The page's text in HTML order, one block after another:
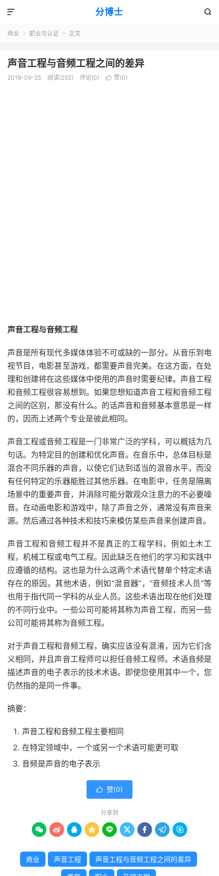
分博士 

商业  职业与认证  正文
声音工程与音频工程之间的差异
2019-09-25 阅读(292) 评论(0)  赞(0)
声音工程与音频工程
声音是所有现代多媒体体验不可或缺的一部分。从音乐到电
视节目，电影甚至游戏，都需要声音完美。在这方面，在处
理和创建将在这些媒体中使用的声音时需要纪律。声音工程
和音频工程很容易想到。如果您想知道声音工程和音频工程
之间的区别，那没有什么。的话声音和音频基本意思是一样
的，因而上述两个专业是彼此相同。
声音工程或音频工程是一门非常广泛的学科，可以概括为几
句话。为特定目的创建和优化声音。在音乐中，总体目标是
混合不同乐器的声音，以使它们达到适当的混音水平，而没
有任何特定的乐器能胜过其他乐器。在电影中， 任务是隔离
场景中的重要声音，并消除可能分散观众注意力的不必要噪
音。在动画电影和游戏中，除了声音之外，通常没有声音来
源。然后通过各种技术和技巧来模仿某些声音来创建声音。
声音工程和音频工程并不是真正的工程学科，例如土木工
程，机械工程或电气工程。因此缺乏在他们的学习和实践中
应遵循的结构。这也是为什么这两个术语代替单个特定术语
存在的原因。其他术语，例如“混音器”，“音频技术人员”等
也用于指代同一学科的从业人员。这些术语出现在他们处理
的不同行业中。一些公司可能将其称为声音工程，而另一些
公司可能将其称为音频工程。
对于声音工程和音频工程，确实应该没有混淆，因为它们含
义相同，并且声音工程师可以担任音频工程师。术语音频是
描述声音的电子表示的技术术语。即使您使用其中一个，您
仍然指的是同一件事。
摘要：
声音工程和音频工程主要相同
在特定领域中，一个或另一个术语可能更可取
音频是声音的电子表示
 赞(0)
分享到
        
商业 声音工程 声音工程与音频工程之间的差异